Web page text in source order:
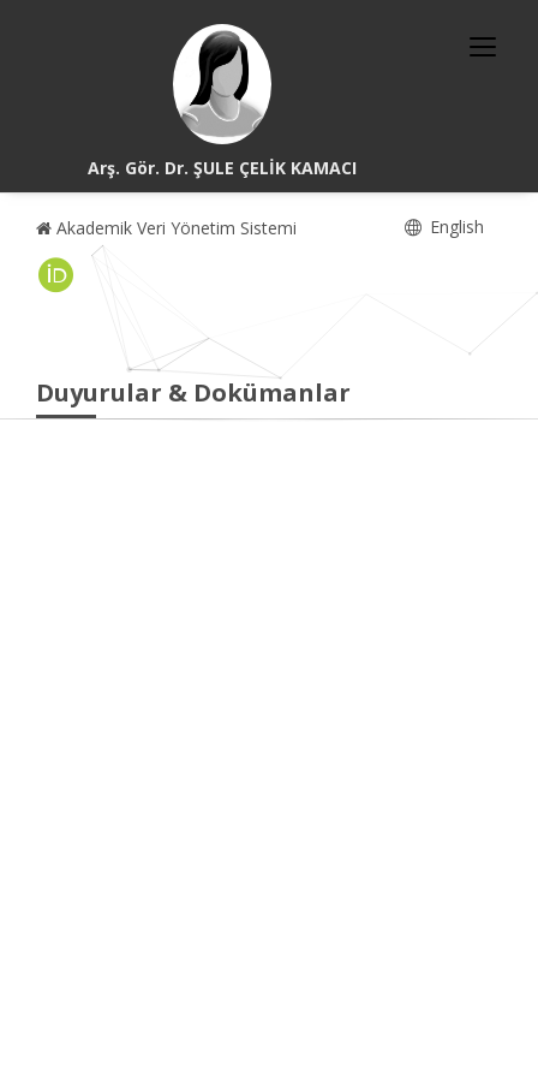
Arş. Gör. Dr. ŞULE ÇELİK KAMACI
Akademik Veri Yönetim Sistemi English
Duyurular & Dokümanlar